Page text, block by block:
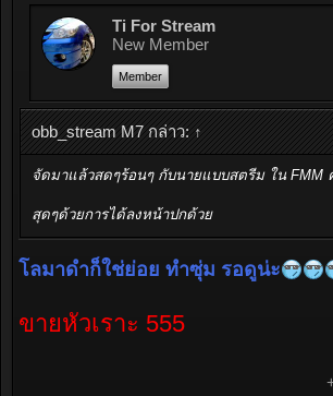
Ti For Stream
New Member
Member
obb_stream M7 กล่าว: ↑
จัดมาแล้วสดๆร้อนๆ กับนายแบบสตรีม ใน FMM
สุดๆด้วยการได้ลงหน้าปกด้วย
โลมาดำก็ใช่ย่อย ทำซุ่ม รอดูน่ะ
ขายหัวเราะ 555